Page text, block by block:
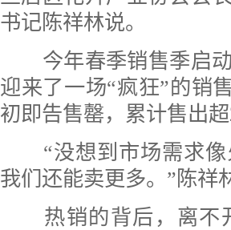
书记陈祥林说。
今年春季销售季启动
迎来了一场“疯狂”的销
初即告售罄，累计售出
“没想到市场需求像
我们还能卖更多。”陈祥
热销的背后，离不